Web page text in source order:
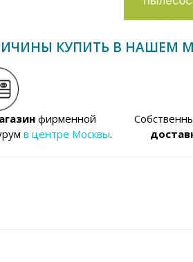
КУПИТЬ В НАШЕМ
фирменной
в центре Москвы.